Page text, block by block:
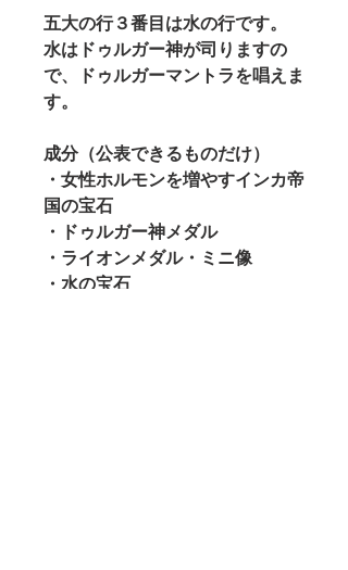
五大の行３番目は水の行です。
水はドゥルガー神が司りますの
で、ドゥルガーマントラを唱えま
す。
成分（公表できるものだけ）
・女性ホルモンを増やすインカ帝
国の宝石
・ドゥルガー神メダル
・ライオンメダル・ミニ像
・水の宝石